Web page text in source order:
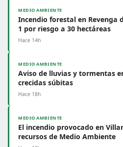
MEDIO AMBIENTE
Incendio forestal en Revenga
1 por riesgo a 30 hectáreas
Hace 14h
MEDIO AMBIENTE
Aviso de lluvias y tormentas
crecidas súbitas
Hace 18h
MEDIO AMBIENTE
El incendio provocado en
recursos de Medio Ambiente